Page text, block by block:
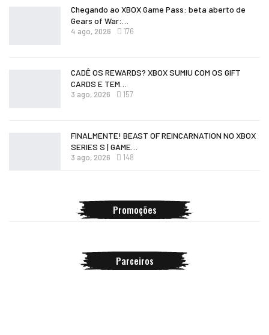
Chegando ao XBOX Game Pass: beta aberto de
Gears of War:…
4 ago, 2026 176
CADÊ OS REWARDS? XBOX SUMIU COM OS GIFT
CARDS E TEM…
3 ago, 2026 157
FINALMENTE! BEAST OF REINCARNATION NO XBOX
SERIES S | GAME…
3 ago, 2026 148
Promoções
Parceiros